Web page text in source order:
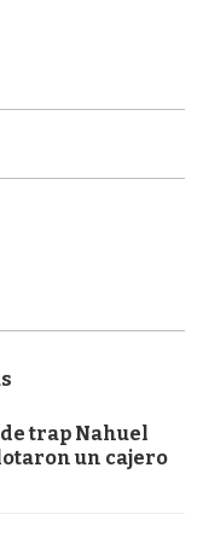
trap Nahuel
un cajero